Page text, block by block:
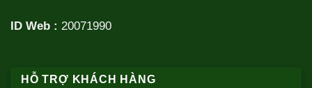
ID Web : 20071990
HỖ TRỢ KHÁCH HÀNG